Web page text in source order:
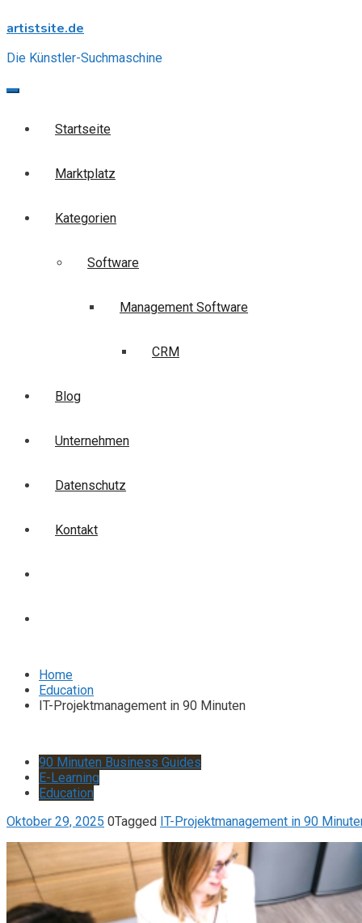
to
artistsite.de
Die Künstler-Suchmaschine
Startseite
Marktplatz
Kategorien
Software
Management Software
CRM
Blog
Unternehmen
Datenschutz
Kontakt
Home
Education
IT-Projektmanagement in 90 Minuten
90 Minuten Business Guides
E-Learning
Education
Oktober 29, 2025 0Tagged IT-Projektmanagement in 90